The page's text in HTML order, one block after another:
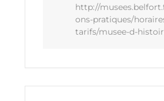
http://
ons-pratiques/
tarifs/musee-d-